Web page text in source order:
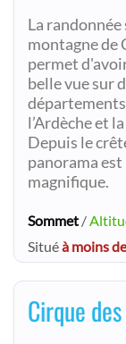
La randonnée
montagne de
permet
belle vue sur
l’Ardèche et
Depuis le
panorama est
magnifique.
Sommet /
Situéà moins
Cirque